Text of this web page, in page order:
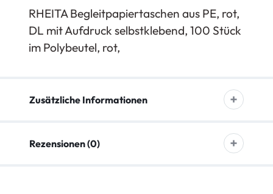
RHEITA Begleitpapiertaschen aus PE, rot,
DL mit Aufdruck selbstklebend, 100 Stück
im Polybeutel, rot,
Zusätzliche Informationen
Rezensionen (0)